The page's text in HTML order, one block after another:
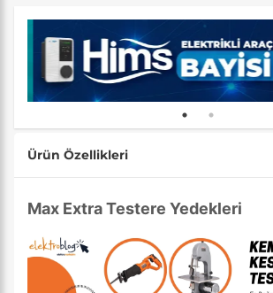
Ürün Özellikleri
Max Extra Testere Yedekleri